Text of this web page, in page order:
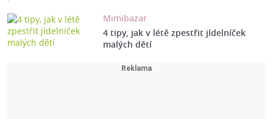
Mimibazar
4 tipy, jak v létě zpestřit jídelníček
malých dětí